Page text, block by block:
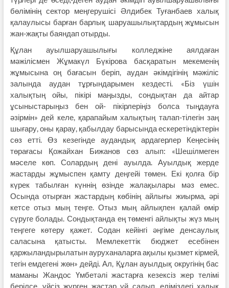
бөлімінің сектор меңгерушісі Әлдибек Туғанбаев халық
қалаулысы барған барлық шаруашылықтардың жұмысын
жан-жақты баяндап отырды.
Құлан ауылшаруашылығы колледжіне аялдаған
мәжілісмен Жұмакүл Бүкірова басқаратын мекеменің
жұмысына оң бағасын беріп, аудан әкімдігінің мәжіліс
залында аудан тұрғындарымен кездесті. «Біз үшін
халықтың ойы, пікірі маңызды, сондықтан да айтар
ұсыныстарыңыз бен ой- пікірлеріңіз болса тыңдауға
әзірмін» дей келе, қарапайым халықтың талап-тілегін заң
шығару, оны қарау, қабылдау барысында ескеретіндіктерін
сөз етті. Өз кезегінде аудандық ардагерлер Кеңесінің
төрағасы Қожайхан Бижанов сөз алып: «Шешілмеген
мәселе көп. Солардың дені ауылда. Ауылдық жерде
жастарды жұмыспен қамту деңгейі төмен. Екі қолға бір
күрек табылған күннің өзінде жалақылары мәз емес.
Осында отырған жастардың көбінің айлығы жиырма, әрі
кетсе отыз мың теңге. Отыз мың айлықпен қалай өмір
сүруге болады. Сондықтанда ең төменгі айлықты жүз мың
теңгеге көтеру қажет. Содан кейінгі әңгіме денсаулық
саласына қатысты. Мемлекеттік бюджет есебінен
қаржыландырылатын ауруханаларға ақылы қызмет кірмей,
тегін емдегені жөн» дейді. Ал, Құлан ауылдық округінің бас
маманы Жандос Үмбетәлі жастарға кезексіз жер телімі
берілсе, үйсіз жүрген жастар үй салып, еліміздегі халық